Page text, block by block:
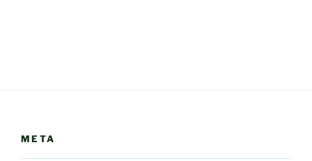
META